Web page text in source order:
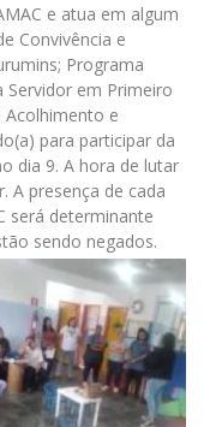
e atua em algum
Convivência e
Programa
Servidor em Primeiro
Acolhimento e
para participar da
dia 9. A hora de lutar
A presença de cada
será determinante
sendo negados.